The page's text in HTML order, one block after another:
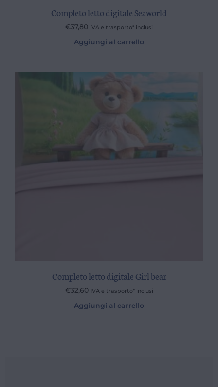
Completo letto digitale Seaworld
€37,80 IVA e trasporto* inclusi
Aggiungi al carrello
Completo letto digitale Girl bear
€32,60 IVA e trasporto* inclusi
Aggiungi al carrello